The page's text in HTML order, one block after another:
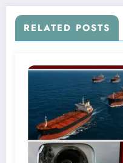
RELATED POSTS